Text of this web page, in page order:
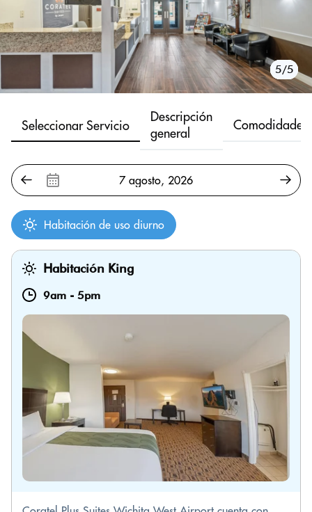
1/5
2/5
3/5
4/5
5/5
Seleccionar Servicio
Descripción
general
Comodidades
Habitación de uso diurno
Habitación King
9am - 5pm